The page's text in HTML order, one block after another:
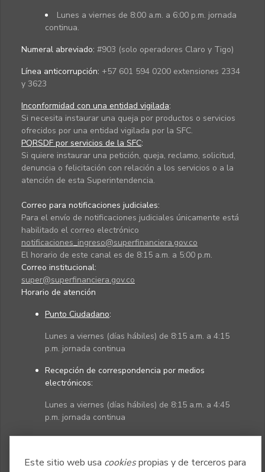
Este sitio web usa cookiespropias y de terceros para
Lunes a viernes de 8:00 a.m. a 6:00 p.m. jornada
continua.
Numeral abreviado: #903 (solo operadores Claro y Tigo)
Línea anticorrupción: +57 601 594 0200 extensiones 2334
y 3623
Inconformidad con una entidad vigilada:
Si necesita instaurar una queja por productos o servicios
ofrecidos por una entidad vigilada por la SFC.
PQRSDF por servicios de la SFC:
Si quiere instaurar una petición, queja, reclamo, solicitud,
denuncia o felicitación con relación a los servicios o a la
atención de esta Superintendencia.
Correo para notificaciones judiciales:
Para el envío de notificaciones judiciales únicamente está
habilitado el correo electrónico
notificaciones_ingreso@superfinanciera.gov.co
El horario de este canal es de 8:15 a.m. a 5:00 p.m.
Correo institucional:
super@superfinanciera.gov.co
Horario de atención
Punto Ciudadano:
Lunes a viernes (días hábiles) de 8:15 a.m. a 4:15
p.m. jornada continua
Recepción de correspondencia por medios
electrónicos:
Lunes a viernes (días hábiles) de 8:15 a.m. a 4:45
p.m. jornada continua